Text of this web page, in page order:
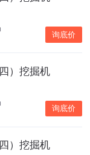
询底价
）挖掘机
询底价
）挖掘机